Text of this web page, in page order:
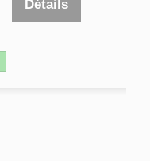
Détails